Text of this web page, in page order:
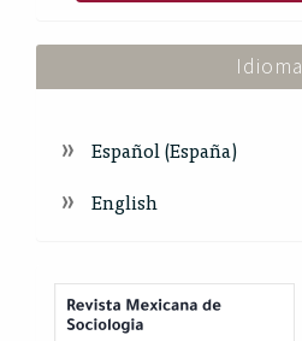
Idioma
Español (España)
English
Index